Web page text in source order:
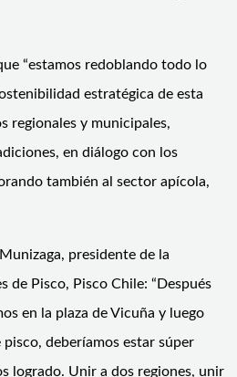
“estamos redoblando todo lo
estratégica de esta
regionales y municipales,
en diálogo con los
también al sector apícola,
presidente de la
de Pisco, Pisco Chile: “Después
en la plaza de Vicuña y luego
deberíamos estar súper
logrado. Unir a dos regiones, unir